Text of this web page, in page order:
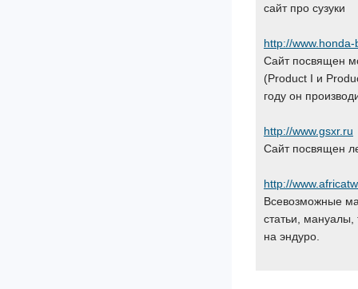
сайт про сузуки
http://
Сайт посвящен
(Product I и
году он
http://www.gsxr.ru
Сайт посвящен
http://
Всевозможные
статьи, мануалы,
на эндуро.